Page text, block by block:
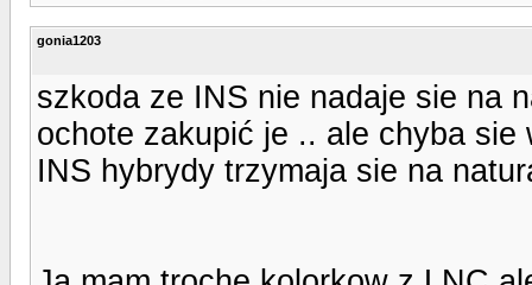
gonia1203
szkoda ze INS nie nadaje sie na
ochote zakupić je .. ale chyba
INS hybrydy trzymaja sie na